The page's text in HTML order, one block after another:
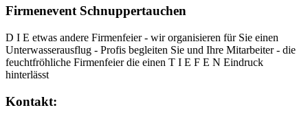
Firmenevent Schnuppertauchen
D I E etwas andere Firmenfeier - wir organisieren für Sie einen
Unterwasserausflug - Profis begleiten Sie und Ihre Mitarbeiter - die
feuchtfröhliche Firmenfeier die einen T I E F E N Eindruck
hinterlässt
Kontakt: